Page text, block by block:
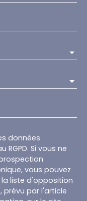
données
Si vous ne
vous pouvez
liste d'opposition
prévu par l'article